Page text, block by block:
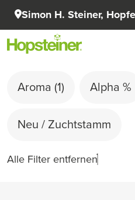
Simon H. Steiner,
Aroma (1) Alpha %
Neu / Zuchtstamm
Alle Filter entfernen